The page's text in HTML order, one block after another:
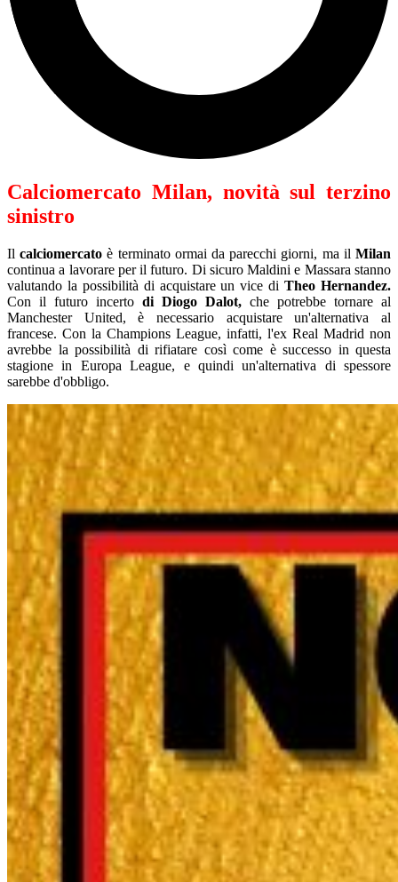
Calciomercato Milan, novità sul terzino
sinistro
Ilcalciomercato è terminato ormai da parecchi giorni, ma ilMilan
continua a lavorare per il futuro. Di sicuro Maldini e Massara stanno
valutando la possibilità di acquistare un vice diTheo Hernandez.
Con il futuro incerto di Diogo Dalot, che potrebbe tornare al
Manchester United, è necessario acquistare un'alternativa al
francese. Con la Champions League, infatti, l'ex Real Madrid non
avrebbe la possibilità di rifiatare così come è successo in questa
stagione in Europa League, e quindi un'alternativa di spessore
sarebbe d'obbligo.